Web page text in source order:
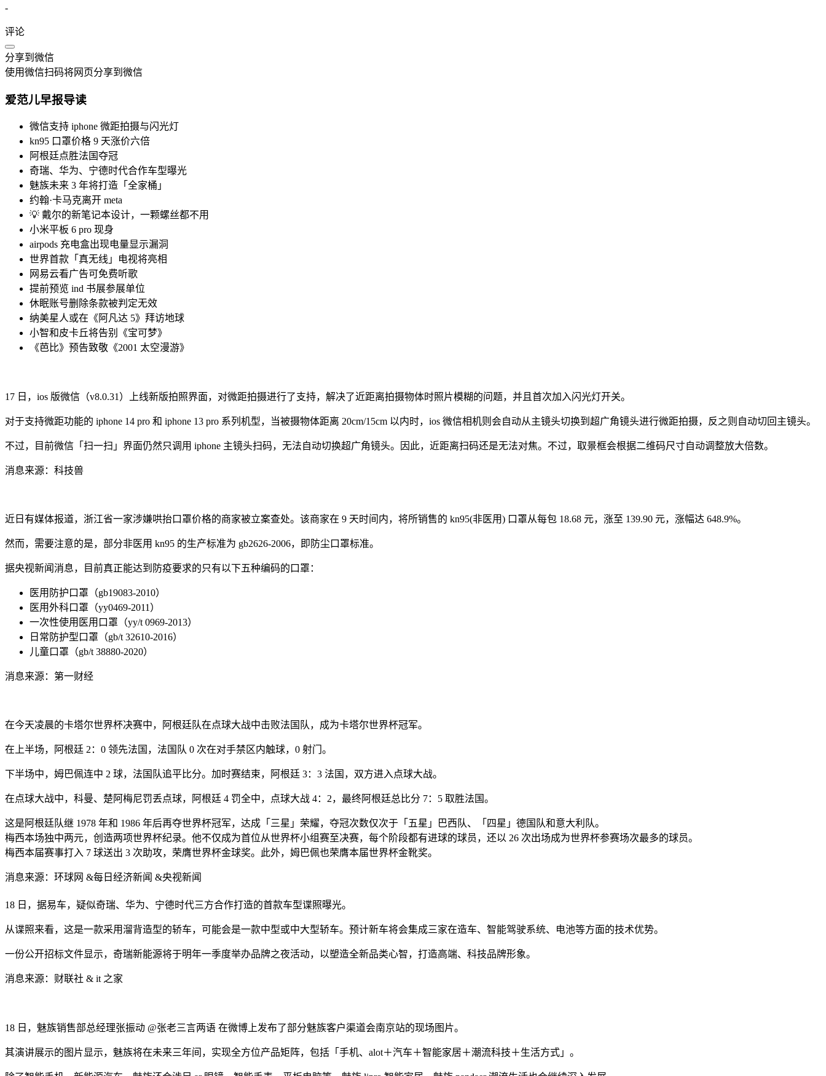
-
评论
分享到微信
使用微信扫码将网页分享到微信
爱范儿早报导读
微信支持 iphone 微距拍摄与闪光灯
kn95 口罩价格 9 天涨价六倍
阿根廷点胜法国夺冠
奇瑞、华为、宁德时代合作车型曝光
魅族未来 3 年将打造「全家桶」
约翰·卡马克离开 meta
💡 戴尔的新笔记本设计，一颗螺丝都不用
小米平板 6 pro 现身
airpods 充电盒出现电量显示漏洞
世界首款「真无线」电视将亮相
网易云看广告可免费听歌
提前预览 ind 书展参展单位
休眠账号删除条款被判定无效
纳美星人或在《阿凡达 5》拜访地球
小智和皮卡丘将告别《宝可梦》
《芭比》预告致敬《2001 太空漫游》
17 日，ios 版微信（v8.0.31）上线新版拍照界面，对微距拍摄进行了支持，解决了近距离拍摄物体时照片模糊的问题，并且首次加入闪光灯开关。
对于支持微距功能的 iphone 14 pro 和 iphone 13 pro 系列机型，当被摄物体距离 20cm/15cm 以内时，ios 微信相机则会自动从主镜头切换到超广角镜头进行微距拍摄，反之则自动切回主镜头。
不过，目前微信「扫一扫」界面仍然只调用 iphone 主镜头扫码，无法自动切换超广角镜头。因此，近距离扫码还是无法对焦。不过，取景框会根据二维码尺寸自动调整放大倍数。
消息来源：科技兽
近日有媒体报道，浙江省一家涉嫌哄抬口罩价格的商家被立案查处。该商家在 9 天时间内，将所销售的 kn95(非医用) 口罩从每包 18.68 元，涨至 139.90 元，涨幅达 648.9%。
然而，需要注意的是，部分非医用 kn95 的生产标准为 gb2626-2006，即防尘口罩标准。
据央视新闻消息，目前真正能达到防疫要求的只有以下五种编码的口罩：
医用防护口罩（gb19083-2010）
医用外科口罩（yy0469-2011）
一次性使用医用口罩（yy/t 0969-2013）
日常防护型口罩（gb/t 32610-2016）
儿童口罩（gb/t 38880-2020）
消息来源：第一财经
在今天凌晨的卡塔尔世界杯决赛中，阿根廷队在点球大战中击败法国队，成为卡塔尔世界杯冠军。
在上半场，阿根廷 2：0 领先法国，法国队 0 次在对手禁区内触球，0 射门。
下半场中，姆巴佩连中 2 球，法国队追平比分。加时赛结束，阿根廷 3：3 法国，双方进入点球大战。
在点球大战中，科曼、楚阿梅尼罚丢点球，阿根廷 4 罚全中，点球大战 4：2，最终阿根廷总比分 7：5 取胜法国。
这是阿根廷队继 1978 年和 1986 年后再夺世界杯冠军，达成「三星」荣耀，夺冠次数仅次于「五星」巴西队、「四星」德国队和意大利队。
梅西本场独中两元，创造两项世界杯纪录。他不仅成为首位从世界杯小组赛至决赛，每个阶段都有进球的球员，还以 26 次出场成为世界杯参赛场次最多的球员。
梅西本届赛事打入 7 球送出 3 次助攻，荣膺世界杯金球奖。此外，姆巴佩也荣膺本届世界杯金靴奖。
消息来源：环球网 &每日经济新闻 &央视新闻
18 日，据易车，疑似奇瑞、华为、宁德时代三方合作打造的首款车型谍照曝光。
从谍照来看，这是一款采用溜背造型的轿车，可能会是一款中型或中大型轿车。预计新车将会集成三家在造车、智能驾驶系统、电池等方面的技术优势。
一份公开招标文件显示，奇瑞新能源将于明年一季度举办品牌之夜活动，以塑造全新品类心智，打造高端、科技品牌形象。
消息来源：财联社 & it 之家
18 日，魅族销售部总经理张振动 @张老三言两语 在微博上发布了部分魅族客户渠道会南京站的现场图片。
其演讲展示的图片显示，魅族将在未来三年间，实现全方位产品矩阵，包括「手机、alot＋汽车＋智能家居＋潮流科技＋生活方式」。